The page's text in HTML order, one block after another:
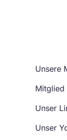
Unsere
Mitglied
Unser
Unser